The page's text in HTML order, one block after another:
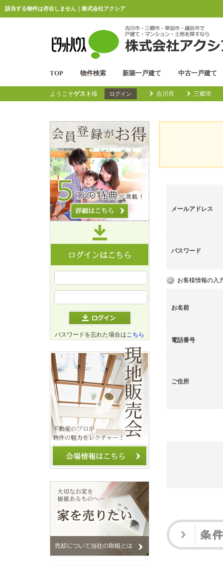
該当する物件は存在しません｜株式会社アクシア
TOP 物件検索 新築一戸建て 中古一戸建て
ようこそゲスト様 ログイン 吉川市 三郷市
メールアドレス
パスワード
お客様情報の入
お名前
電話番号
ご住所
パスワードを忘れた場合はこちら